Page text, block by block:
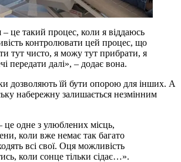
це такий процес, коли я віддаюсь
контролювати цей процес, що
тут чисто, я можу тут прибрати, я
передати далі», – додає вона.
дозволяють їй бути опорою для інших. А
набережну залишається незмінним
це одне з улюблених місць,
коли вже немає так багато
всі свої. Оця можливість
коли сонце тільки сідає…».